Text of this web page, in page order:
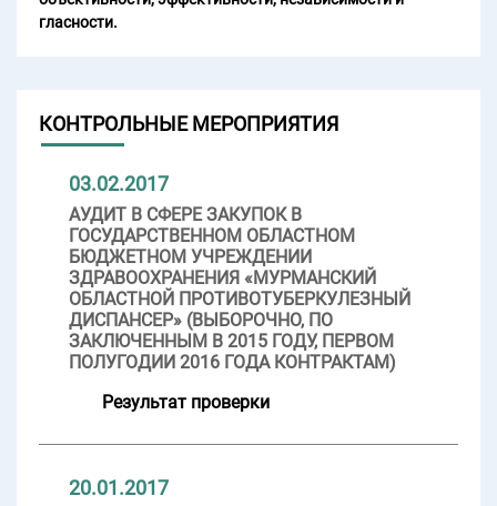
гласности.
КОНТРОЛЬНЫЕ МЕРОПРИЯТИЯ
03.02.2017
АУДИТ В СФЕРЕ ЗАКУПОК В
ГОСУДАРСТВЕННОМ ОБЛАСТНОМ
БЮДЖЕТНОМ УЧРЕЖДЕНИИ
ЗДРАВООХРАНЕНИЯ «МУРМАНСКИЙ
ОБЛАСТНОЙ ПРОТИВОТУБЕРКУЛЕЗНЫЙ
ДИСПАНСЕР» (ВЫБОРОЧНО, ПО
ЗАКЛЮЧЕННЫМ В 2015 ГОДУ, ПЕРВОМ
ПОЛУГОДИИ 2016 ГОДА КОНТРАКТАМ)
Результат проверки
20.01.2017